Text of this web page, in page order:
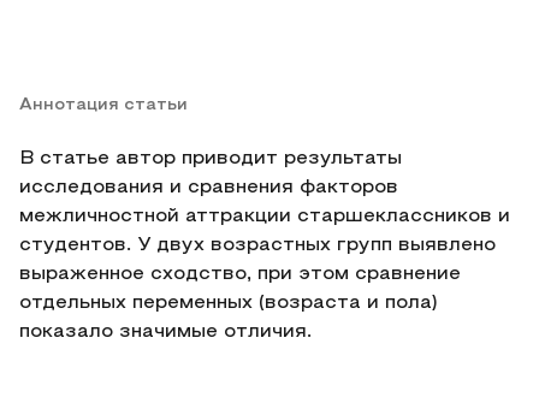
Аннотация статьи
В статье автор приводит результаты
исследования и сравнения факторов
межличностной аттракции старшеклассников и
студентов. У двух возрастных групп выявлено
выраженное сходство, при этом сравнение
отдельных переменных (возраста и пола)
показало значимые отличия.